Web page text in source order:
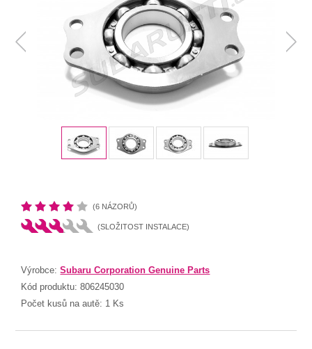
(6 NÁZORŮ)
(SLOŽITOST INSTALACE)
Výrobce:Subaru Corporation Genuine Parts
Kód produktu:806245030
Počet kusů na autě: 1 Ks